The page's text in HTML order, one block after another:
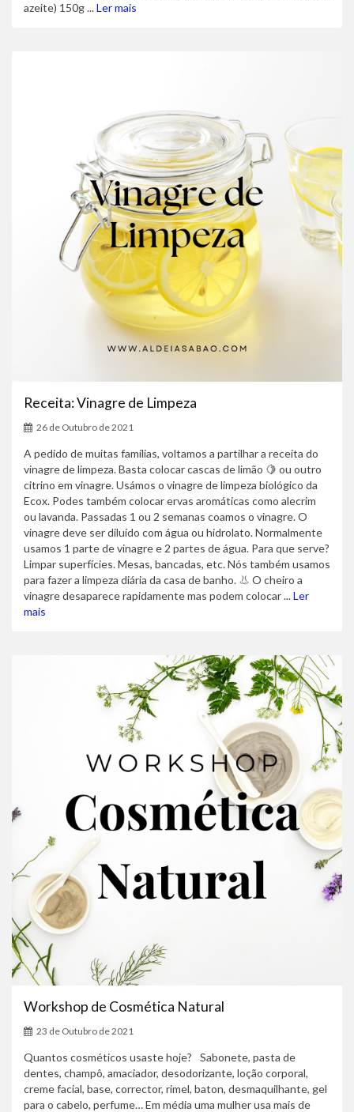
azeite) 150g ...Ler mais
Receita: Vinagre de Limpeza
26 de Outubro de 2021
A pedido de muitas famílias, voltamos a partilhar a receita do
vinagre de limpeza. Basta colocar cascas de limão 🍋 ou outro
citrino em vinagre. Usámos o vinagre de limpeza biológico da
Ecox. Podes também colocar ervas aromáticas como alecrim
ou lavanda. Passadas 1 ou 2 semanas coamos o vinagre. O
vinagre deve ser diluído com água ou hidrolato. Normalmente
usamos 1 parte de vinagre e 2 partes de água. Para que serve?
Limpar superfícies. Mesas, bancadas, etc. Nós também usamos
para fazer a limpeza diária da casa de banho. 👃 O cheiro a
vinagre desaparece rapidamente mas podem colocar ...Ler
mais
Workshop de Cosmética Natural
23 de Outubro de 2021
Quantos cosméticos usaste hoje?⠀Sabonete, pasta de
dentes, champô, amaciador, desodorizante, loção corporal,
creme facial, base, corrector, rimel, baton, desmaquilhante, gel
para o cabelo, perfume… Em média uma mulher usa mais de